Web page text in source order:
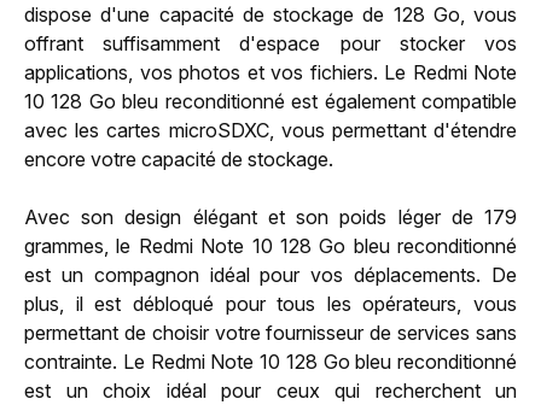
dispose d'une capacité de stockage de 128 Go, vous
offrant suffisamment d'espace pour stocker vos
applications, vos photos et vos fichiers. Le Redmi Note
10 128 Go bleu reconditionné est également compatible
avec les cartes microSDXC, vous permettant d'étendre
encore votre capacité de stockage.
Avec son design élégant et son poids léger de 179
grammes, le Redmi Note 10 128 Go bleu reconditionné
est un compagnon idéal pour vos déplacements. De
plus, il est débloqué pour tous les opérateurs, vous
permettant de choisir votre fournisseur de services sans
contrainte. Le Redmi Note 10 128 Go bleu reconditionné
est un choix idéal pour ceux qui recherchent un